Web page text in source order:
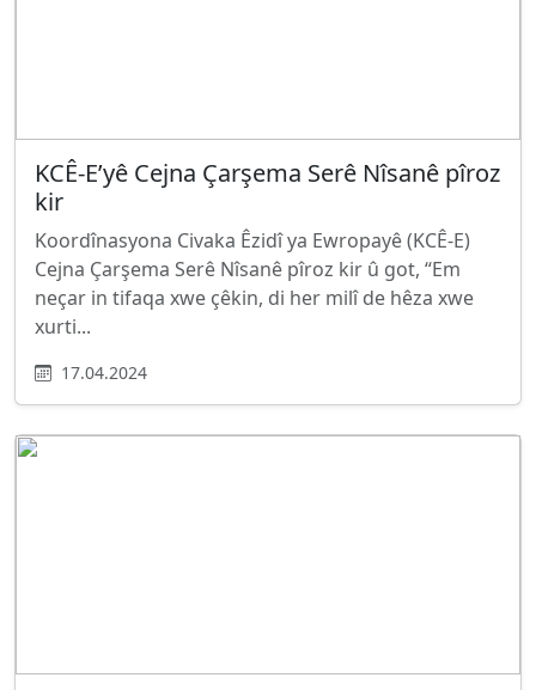
KCÊ-E’yê Cejna Çarşema Serê Nîsanê pîroz
kir
Koordînasyona Civaka Êzidî ya Ewropayê (KCÊ-E)
Cejna Çarşema Serê Nîsanê pîroz kir û got, “Em
neçar in tifaqa xwe çêkin, di her milî de hêza xwe
xurti...
17.04.2024